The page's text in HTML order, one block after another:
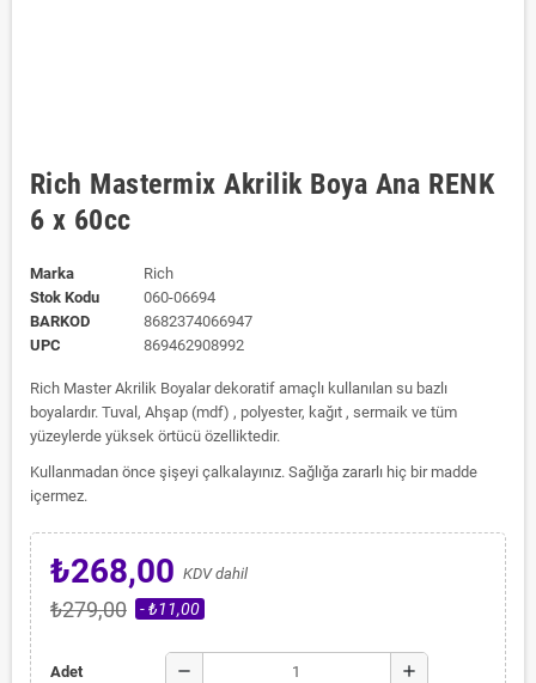
Rich Mastermix Akrilik Boya Ana RENK
6 x 60cc
Marka
Rich
Stok Kodu
060-06694
BARKOD
8682374066947
UPC
869462908992
Rich Master Akrilik Boyalar dekoratif amaçlı kullanılan su bazlı
boyalardır. Tuval, Ahşap (mdf) , polyester, kağıt , sermaik ve tüm
yüzeylerde yüksek örtücü özelliktedir.
Kullanmadan önce şişeyi çalkalayınız. Sağlığa zararlı hiç bir madde
içermez.
₺268,00 KDV dahil
₺279,00 - ₺11,00
Adet remove add